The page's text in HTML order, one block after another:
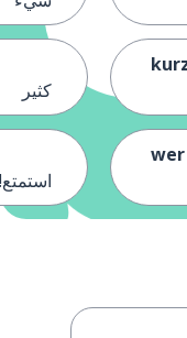
wer
كثير
استمتع!